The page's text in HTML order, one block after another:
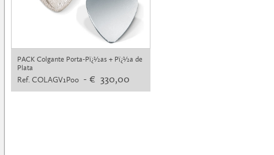
PACK Colgante Porta-Pï¿½as + Pï¿½a de
Plata
Ref. COLAGV1P00 - € 330,00